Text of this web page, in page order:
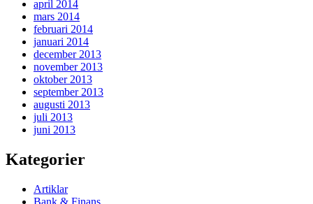
april 2014
mars 2014
februari 2014
januari 2014
december 2013
november 2013
oktober 2013
september 2013
augusti 2013
juli 2013
juni 2013
Kategorier
Artiklar
Bank & Finans